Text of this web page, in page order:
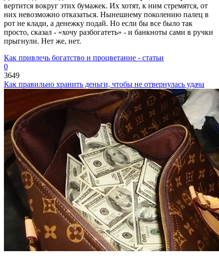
вертится вокруг этих бумажек. Их хотят, к ним стремятся, от
них невозможно отказаться. Нынешнему поколению палец в
рот не клади, а денежку подай. Но если бы все было так
просто, сказал - «хочу разбогатеть» - и банкноты сами в ручки
прыгнули. Нет же, нет.
Как привлечь богатство и процветание - статьи
0
3649
Как правильно хранить деньги, чтобы не отвернулась удача